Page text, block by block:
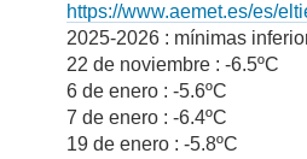
https://www.aemet.es/es/
2025-2026 : mínimas
22 de noviembre : -6.5ºC
6 de enero : -5.6ºC
7 de enero : -6.4ºC
19 de enero : -5.8ºC